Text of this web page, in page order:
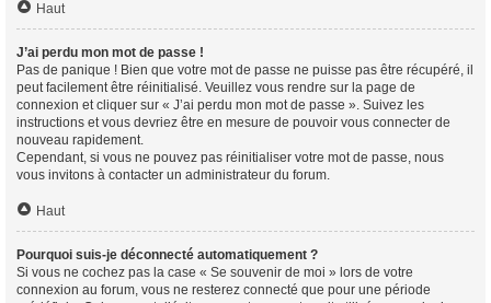
Haut
J’ai perdu mon mot de passe !
Pas de panique ! Bien que votre mot de passe ne puisse pas être récupéré, il
peut facilement être réinitialisé. Veuillez vous rendre sur la page de
connexion et cliquer sur « J’ai perdu mon mot de passe ». Suivez les
instructions et vous devriez être en mesure de pouvoir vous connecter de
nouveau rapidement.
Cependant, si vous ne pouvez pas réinitialiser votre mot de passe, nous
vous invitons à contacter un administrateur du forum.
Haut
Pourquoi suis-je déconnecté automatiquement ?
Si vous ne cochez pas la case « Se souvenir de moi » lors de votre
connexion au forum, vous ne resterez connecté que pour une période